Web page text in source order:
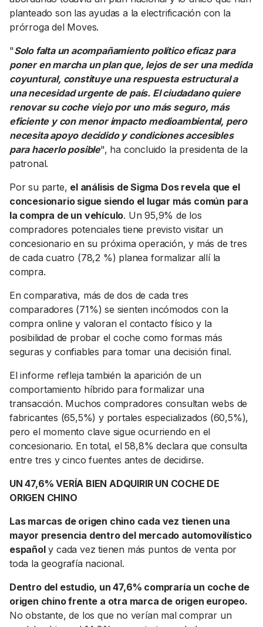
planteado son las ayudas a la electrificación con la
prórroga del Moves.
"Solo falta un acompañamiento político eficaz para
poner en marcha un plan que, lejos de ser una medida
coyuntural, constituye una respuesta estructural a
una necesidad urgente de país. El ciudadano quiere
renovar su coche viejo por uno más seguro, más
eficiente y con menor impacto medioambiental, pero
necesita apoyo decidido y condiciones accesibles
para hacerlo posible", ha concluido la presidenta de la
patronal.
Por su parte, el análisis de Sigma Dos revela que el
concesionario sigue siendo el lugar más común para
la compra de un vehículo. Un 95,9% de los
compradores potenciales tiene previsto visitar un
concesionario en su próxima operación, y más de tres
de cada cuatro (78,2 %) planea formalizar allí la
compra.
En comparativa, más de dos de cada tres
comparadores (71%) se sienten incómodos con la
compra online y valoran el contacto físico y la
posibilidad de probar el coche como formas más
seguras y confiables para tomar una decisión final.
El informe refleja también la aparición de un
comportamiento híbrido para formalizar una
transacción. Muchos compradores consultan webs de
fabricantes (65,5%) y portales especializados (60,5%),
pero el momento clave sigue ocurriendo en el
concesionario. En total, el 58,8% declara que consulta
entre tres y cinco fuentes antes de decidirse.
UN 47,6% VERÍA BIEN ADQUIRIR UN COCHE DE
ORIGEN CHINO
Las marcas de origen chino cada vez tienen una
mayor presencia dentro del mercado automovilístico
españoly cada vez tienen más puntos de venta por
toda la geografía nacional.
Dentro del estudio, un 47,6% compraría un coche de
origen chino frente a otra marca de origen europeo.
No obstante, de los que no verían mal comprar un